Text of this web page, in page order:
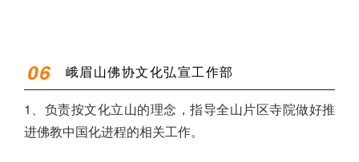
06 峨眉山佛协文化弘宣工作部
1、负责按文化立山的理念，指导全山片区寺院做好推
进佛教中国化进程的相关工作。